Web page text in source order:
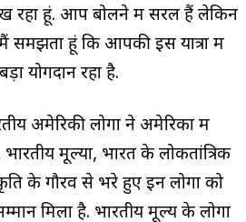
रहा हूं. आप बोलने में सरल हैं लेकिन
हूं कि आपकी इस यात्रा में
योगदान रहा है.
अमेरिकी लोगों ने अमेरिका में
भारतीय मूल्यों, भारत के लोकतांत्रिक
के गौरव से भरे हुए इन लोगों को
मिला है. भारतीय मूल्य के लोगों